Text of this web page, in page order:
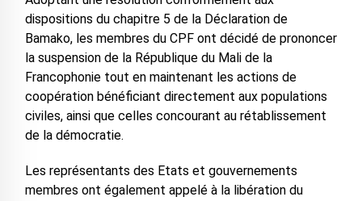
dispositions du chapitre 5 de la Déclaration de
Bamako, les membres du CPF ont décidé de prononcer
la suspension de la République du Mali de la
Francophonie tout en maintenant les actions de
coopération bénéficiant directement aux populations
civiles, ainsi que celles concourant au rétablissement
de la démocratie.
Les représentants des Etats et gouvernements
membres ont également appelé à la libération du